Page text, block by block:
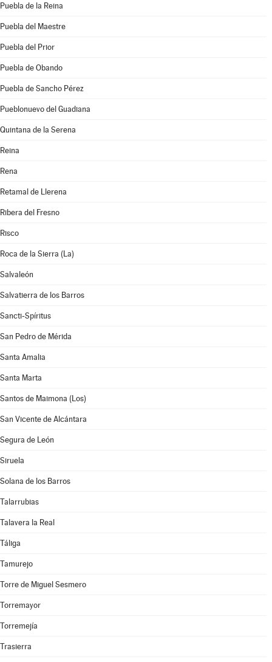
Puebla de la Reina
Puebla del Maestre
Puebla del Prior
Puebla de Obando
Puebla de Sancho Pérez
Pueblonuevo del Guadiana
Quintana de la Serena
Reina
Rena
Retamal de Llerena
Ribera del Fresno
Risco
Roca de la Sierra (La)
Salvaleón
Salvatierra de los Barros
Sancti-Spíritus
San Pedro de Mérida
Santa Amalia
Santa Marta
Santos de Maimona (Los)
San Vicente de Alcántara
Segura de León
Siruela
Solana de los Barros
Talarrubias
Talavera la Real
Táliga
Tamurejo
Torre de Miguel Sesmero
Torremayor
Torremejía
Trasierra